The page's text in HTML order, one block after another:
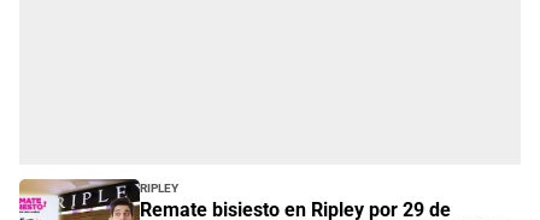
Ripley
Remate bisiesto en Ripley por 29 de